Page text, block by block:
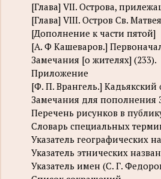
[Глава] VII. Острова,
[Глава] VIII. Остров Св. Матвея
[Дополнение к части пятой]
[А. Ф Кашеваров.]
Замечания [о жителях] (233).
Приложение
[Ф. П. Врангель.] Кадьякский
Замечания для пополнения
Перечень рисунков в
Словарь специальных
Указатель географических
Указатель этнических
Указатель имен (С. Г.